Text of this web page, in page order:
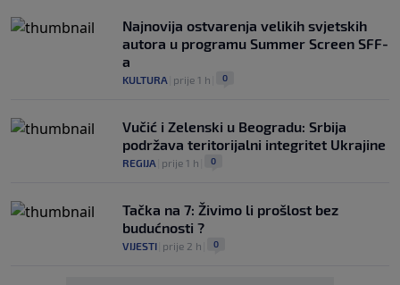
Najnovija ostvarenja velikih svjetskih
autora u programu Summer Screen SFF-
a
KULTURA prije 1 h 0
Vučić i Zelenski u Beogradu: Srbija
podržava teritorijalni integritet Ukrajine
REGIJA prije 1 h 0
Tačka na 7: Živimo li prošlost bez
budućnosti ?
VIJESTI prije 2 h 0